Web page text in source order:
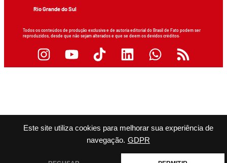
Este site utiliza cookies para melhorar sua experiência de
navegação. GDPR
Rio Grande do Sul
Todos os conteúdos de produção exclusiva e de autoria editorial do Brasil de Fato podem ser
reproduzidos, desde que não sejam alterados e que se deem os devidos créditos.